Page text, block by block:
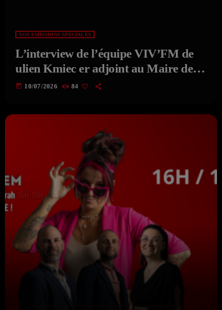
NOS ÉMISSIONS SPÉCIALES
L’interview de l’équipe VIV’FM de
ulien Kmiec er adjoint au Maire de
Noyon
today 10/07/2026 84